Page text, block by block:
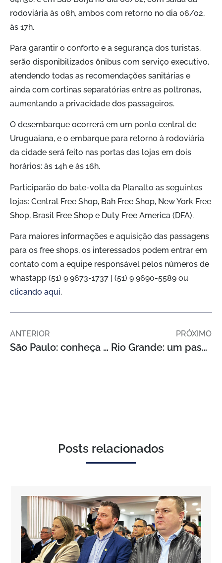
rodoviária às 08h, ambos com retorno no dia 06/02,
às 17h.
Para garantir o conforto e a segurança dos turistas,
serão disponibilizados ônibus com serviço executivo,
atendendo todas as recomendações sanitárias e
ainda com cortinas separatórias entre as poltronas,
aumentando a privacidade dos passageiros.
O desembarque ocorrerá em um ponto central de
Uruguaiana, e o embarque para retorno à rodoviária
da cidade será feito nas portas das lojas em dois
horários: às 14h e às 16h.
Participarão do bate-volta da Planalto as seguintes
lojas: Central Free Shop, Bah Free Shop, New York Free
Shop, Brasil Free Shop e Duty Free America (DFA).
Para maiores informações e aquisição das passagens
para os free shops, os interessados podem entrar em
contato com a equipe responsável pelos números de
whastapp (51) 9 9673-1737 | (51) 9 9690-5589 ou
clicando aqui.
ANTERIOR
São Paulo: conheça o melhor do turismo!
PRÓXIMO
Rio Grande: um passeio para amantes da natureza
Posts relacionados